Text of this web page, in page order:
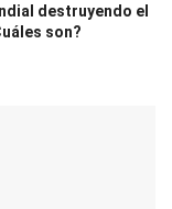
destruyendo el
son?